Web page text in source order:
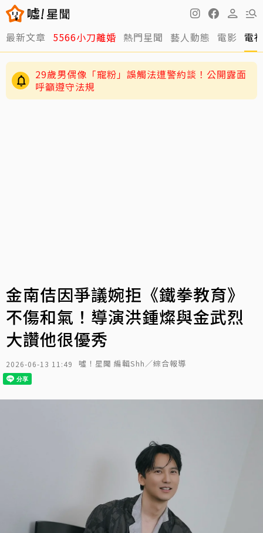
最新文章 5566小刀離婚 熱門星聞 藝人動態 電影 電
29歲男偶像「寵粉」誤觸法遭警約談！公開露面
呼籲遵守法規
金南佶因爭議婉拒《鐵拳教育》
不傷和氣！導演洪鍾燦與金武烈
大讚他很優秀
2026-06-13 11:49 噓！星聞 編輯Shh／綜合報導